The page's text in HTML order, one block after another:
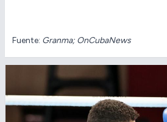
Fuente: Granma; OnCubaNews